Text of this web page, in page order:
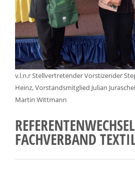
v.l.n.r Stellvertretender Vorstizender
Heinz, Vorstandsmitglied Julian
Martin Wittmann
FACHVERBAND